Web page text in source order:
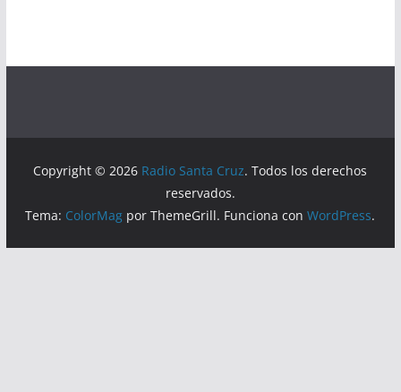
Copyright © 2026 Radio Santa Cruz. Todos los derechos
reservados.
Tema: ColorMag por ThemeGrill. Funciona conWordPress.